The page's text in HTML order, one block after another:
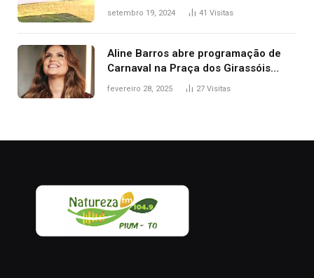
durante confusão no trânsito
setembro 19, 2024 41 Visitas
Aline Barros abre programação de
Carnaval na Praça dos Girassóis
nesta sexta-feira, em Palmas
fevereiro 28, 2025 27 Visitas